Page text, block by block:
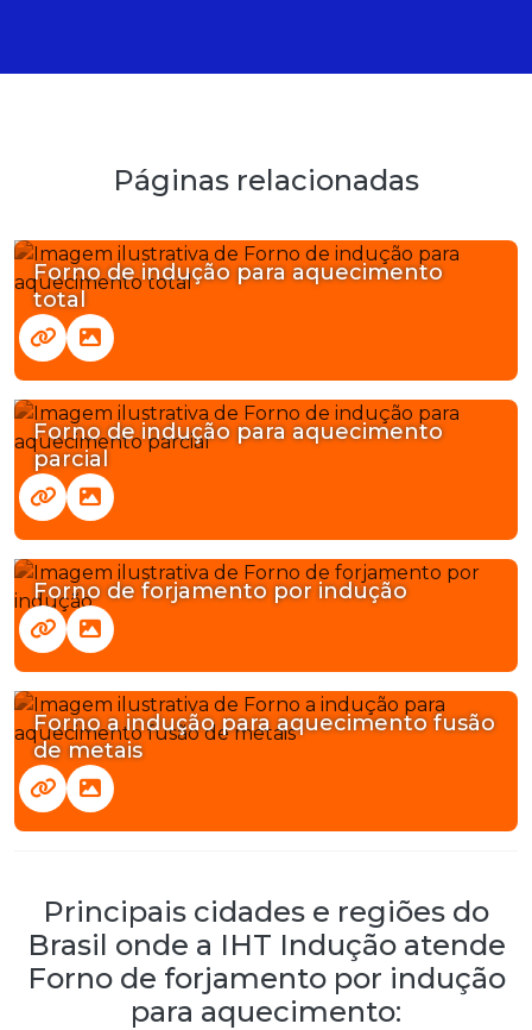
Páginas relacionadas
Forno de indução para aquecimento
total
Forno de indução para aquecimento
parcial
Forno de forjamento por indução
Forno a indução para aquecimento fusão
de metais
Principais cidades e regiões do
Brasil onde a IHT Indução atende
Forno de forjamento por indução
para aquecimento: